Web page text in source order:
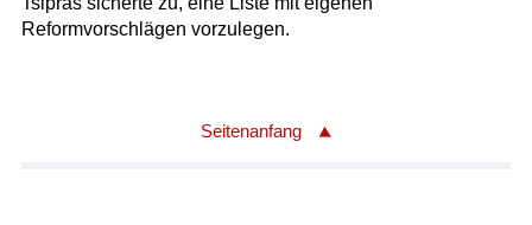
Reformvorschlägen vorzulegen.
Seitenanfang